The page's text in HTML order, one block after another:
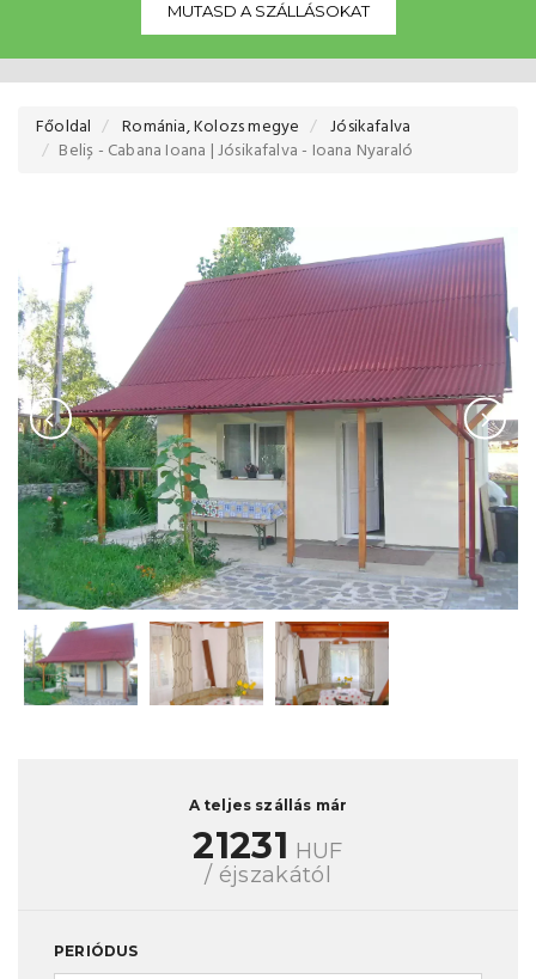
MUTASD A SZÁLLÁSOKAT
Főoldal Románia, Kolozs megye
Jósikafalva
Beliș - Cabana Ioana | Jósikafalva - Ioana Nyaraló
A teljes szállás már
21231 HUF
/ éjszakától
PERIÓDUS